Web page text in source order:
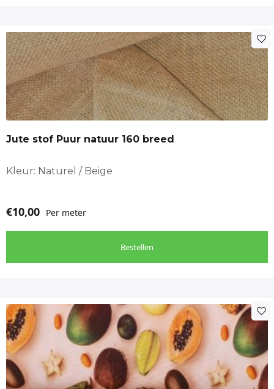
Eigenschappen
Stevige decoratiestof
80% katoen, 20% polyester
Breedte 140 cm
Naturel meerkleurige print
Tuinstoelkussens
Tafelkleed
Tasprojecten
Jute stof Puur natuur 160 breed
Kleur: Naturel / Beige
€10,00 Per meter
Bestellen